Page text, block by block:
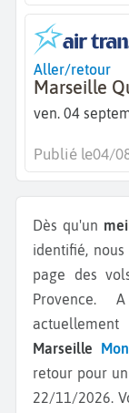
Aller/retour
Marseille
ven. 04
Publié le04/
Dès qu'un
identifié,
page des
Provence.
Marseille
retour pour
22/11/2026.